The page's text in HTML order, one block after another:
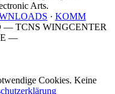
Arts.
· KOMM
TCNS WINGCENTER
—
Cookies. Keine